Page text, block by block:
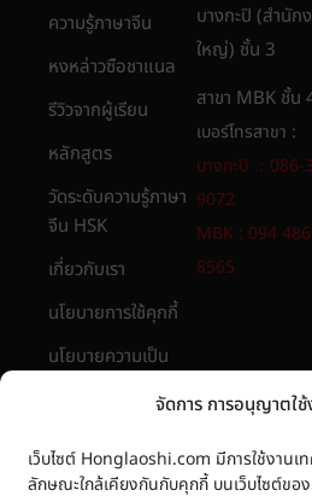
จัดการ การอนุญาตใ
เว็บไซต์ Honglaoshi.com มีการใช้งานเ
ลักษณะใกล้เคียงกันกับคุกกี้ บนเว็บไซต์ของ
ความรู้ภาษาจีน
หงหล่าวซือชาแนล
รีวิวจากผู้เรียน
หลักสูตร
วัดระดับความรู้ภาษา
จีน HSK
เกี่ยวกับเรา
นโยบายการใช้คุกกี้
นโยบายความเป็น
บางกะปิ (สำนัก
ใหญ่) ชั้น 3
สาขา MBK ชั้น
เบอร์โทรสาขา :
บางกะปิ ：086-
9072
MBK : 094 486
8565​